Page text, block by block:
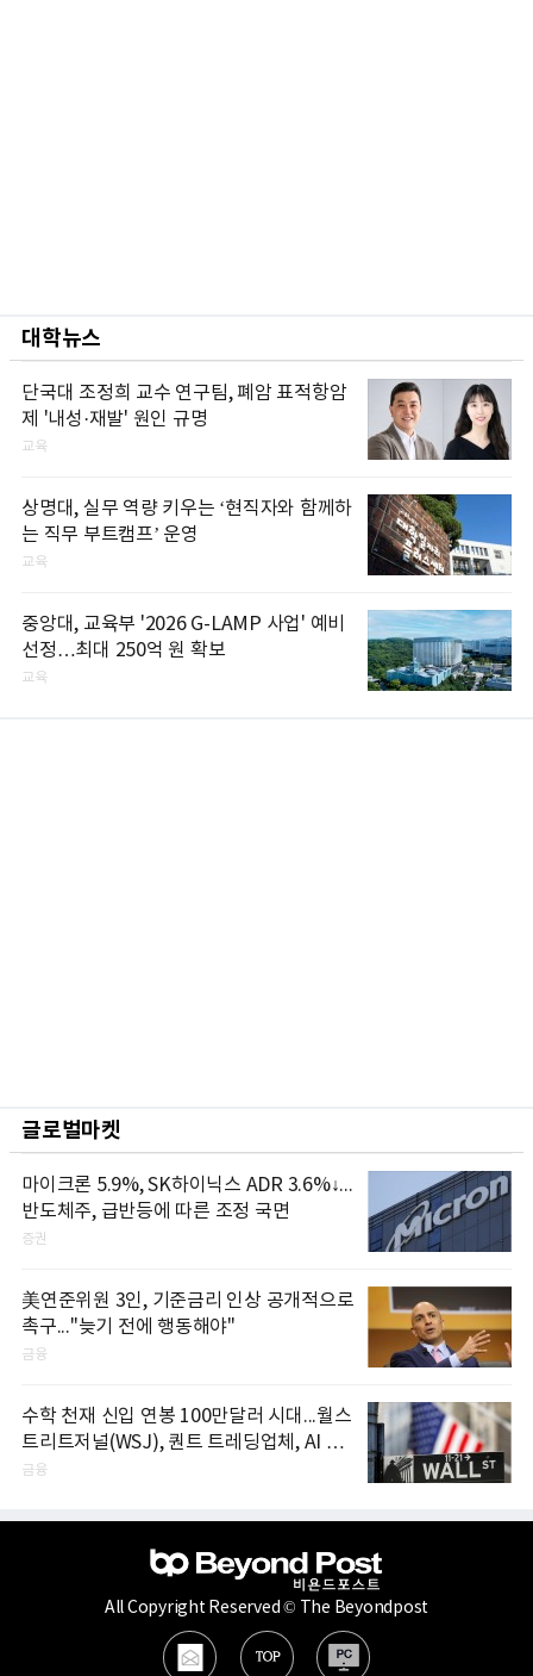
대학뉴스
단국대 조정희 교수 연구팀, 폐암 표적항암
제 '내성·재발' 원인 규명
교육
상명대, 실무 역량 키우는 ‘현직자와 함께하
는 직무 부트캠프’ 운영
교육
중앙대, 교육부 '2026 G-LAMP 사업' 예비
선정…최대 250억 원 확보
교육
글로벌마켓
마이크론 5.9%, SK하이닉스 ADR 3.6%↓...
반도체주, 급반등에 따른 조정 국면
증권
美연준위원 3인, 기준금리 인상 공개적으로
촉구..."늦기 전에 행동해야"
금융
수학 천재 신입 연봉 100만달러 시대...월스
트리트저널(WSJ), 퀀트 트레딩업체, AI 기
업들 인재 확보 경쟁
금융
All Copyright Reserved © The Beyondpost